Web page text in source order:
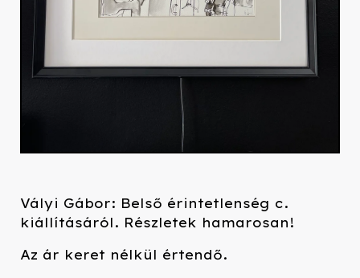
Vályi Gábor: Belső érintetlenség c.
kiállításáról. Részletek hamarosan!
Az ár keret nélkül értendő.